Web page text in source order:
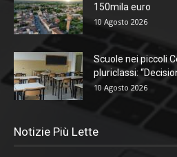
150mila euro
10 Agosto 2026
Scuole nei piccoli
pluriclassi:
10 Agosto 2026
Notizie Più Lette